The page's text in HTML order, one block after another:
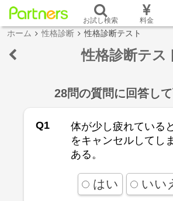
お試し検索 料金
ホーム 性格診断 性格診断テスト
性格診断テス
28問の質問に回答し
Q1
体が少し疲れている
をキャンセルしてし
ある。
はい いい